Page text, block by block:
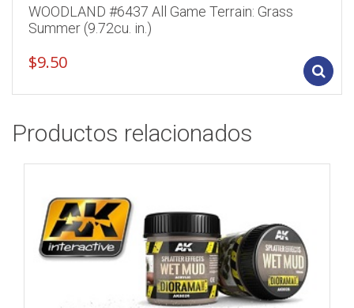
WOODLAND #6437 All Game Terrain: Grass
Summer (9.72cu. in.)
$9.50
Productos relacionados